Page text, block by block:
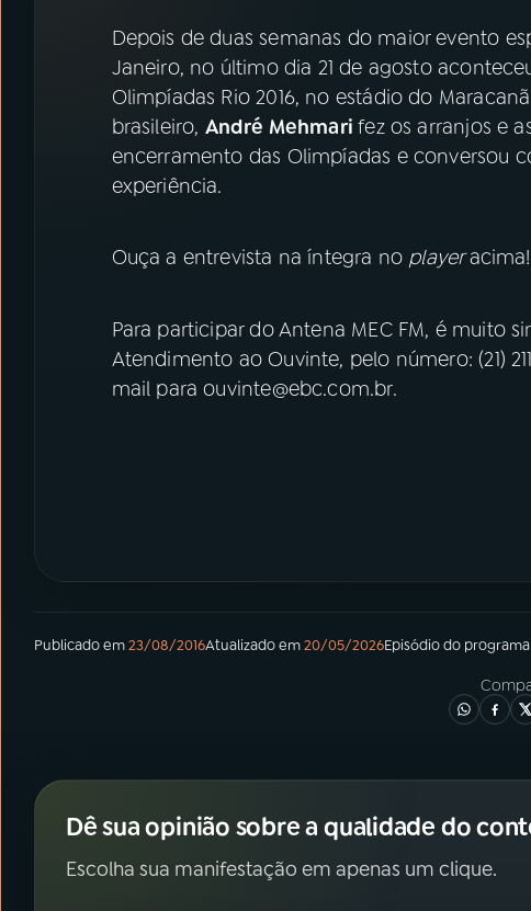
ACOMPANHE A RÁDIO MEC
YouTube Facebook
Depois de duas semanas do maior evento
Janeiro, no último dia 21 de agosto
Olimpíadas Rio 2016, no estádio do
brasileiro, André Mehmarifez os arranjos e
encerramento das Olimpíadas e conversou
experiência.
Ouça a entrevista na íntegra no playeracima!
Para participar do Antena MEC FM, é muito
Atendimento ao Ouvinte, pelo número: (21)
mail para ouvinte@ebc.com.br.
Publicado em23/08/2016Atualizado em20/05/2026Episódiodo programa
Dê sua opinião sobre a qualidade do
Escolha sua manifestação em apenas um clique.